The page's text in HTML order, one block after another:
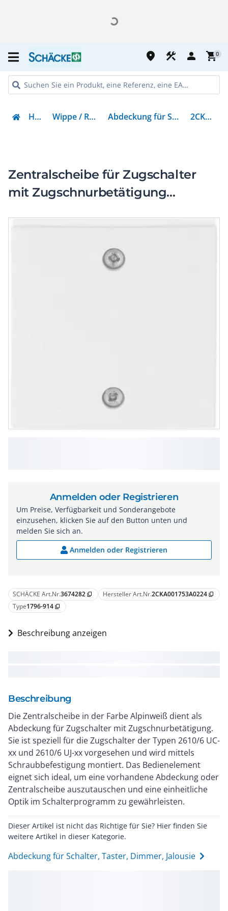
place construction person shopping_cart0
Haustechnik Wippe / Rahmen / Abdeckungen Abdeckung für Schalter, Taster, Dimmer, Jalousie 2CKA001753A0224
Zentralscheibe für Zugschalter
mit Zugschnurbetätigung
SCHÄCKE Art.Nr.3674282 content_copy Hersteller Art.Nr.2CKA001753A0224 content_copy
Type1796-914 content_copy
Beschreibung anzeigen
Beschreibung
Die Zentralscheibe in der Farbe Alpinweiß dient als
Abdeckung für Zugschalter mit Zugschnurbetätigung.
Sie ist speziell für die Zugschalter der Typen 2610/6 UC-
xx und 2610/6 UJ-xx vorgesehen und wird mittels
Schraubbefestigung montiert. Das Bedienelement
eignet sich ideal, um eine vorhandene Abdeckung oder
Zentralscheibe auszutauschen und eine einheitliche
Optik im Schalterprogramm zu gewährleisten.
Dieser Artikel ist nicht das Richtige für Sie? Hier finden Sie
weitere Artikel in dieser Kategorie.
Abdeckung für Schalter, Taster, Dimmer, Jalousie
Anmelden oder Registrieren
Um Preise, Verfügbarkeit und Sonderangebote
einzusehen, klicken Sie auf den Button unten und
melden Sie sich an.
Anmelden oder Registrieren